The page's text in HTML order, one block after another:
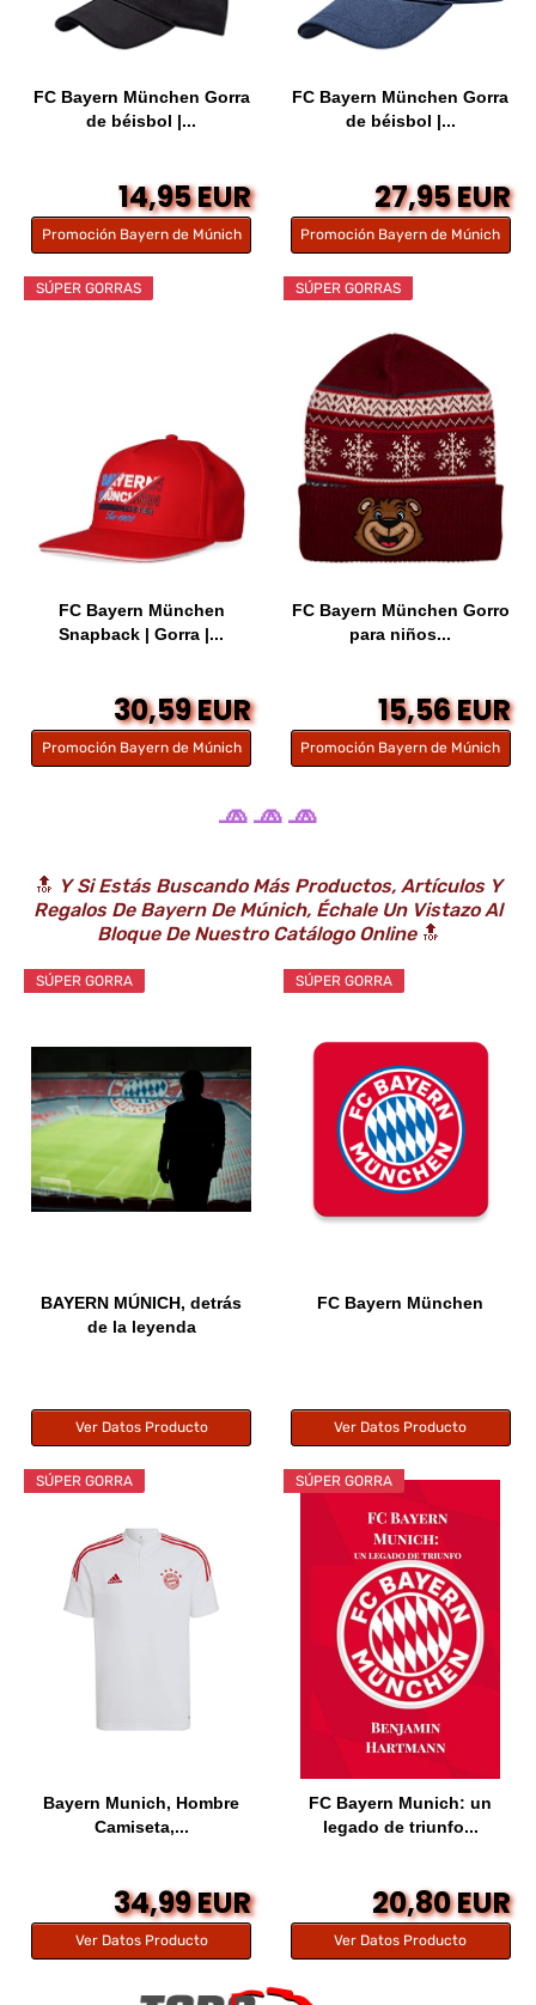
FC Bayern München Gorra
de béisbol |...
14,95 EUR
Promoción Bayern de Múnich
FC Bayern München Gorra
de béisbol |...
27,95 EUR
Promoción Bayern de Múnich
SÚPER GORRAS
FC Bayern München
Snapback | Gorra |...
30,59 EUR
Promoción Bayern de Múnich
SÚPER GORRAS
FC Bayern München Gorro
para niños...
15,56 EUR
Promoción Bayern de Múnich
🧢 🧢 🧢
🔝 Y Si Estás Buscando Más Productos, Artículos Y
Regalos De Bayern De Múnich, Échale Un Vistazo Al
Bloque De Nuestro Catálogo Online🔝
SÚPER GORRA
BAYERN MÚNICH, detrás
de la leyenda
Ver Datos Producto
SÚPER GORRA
FC Bayern München
Ver Datos Producto
SÚPER GORRA
Bayern Munich, Hombre
Camiseta,...
34,99 EUR
Ver Datos Producto
SÚPER GORRA
FC Bayern Munich: un
legado de triunfo...
20,80 EUR
Ver Datos Producto